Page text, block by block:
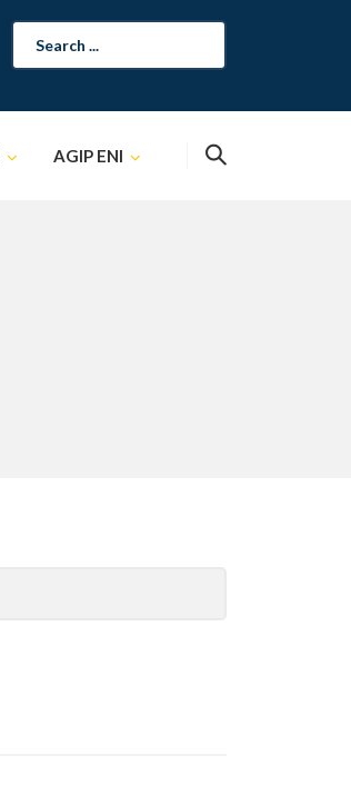
Search
for:
AGIP ENI